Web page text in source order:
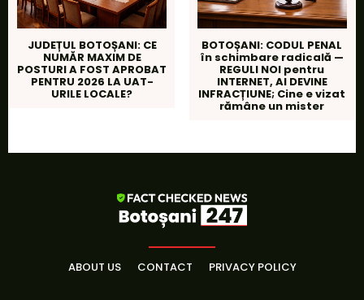
JUDEȚUL BOTOȘANI: CE
NUMĂR MAXIM DE
POSTURI A FOST APROBAT
PENTRU 2026 LA UAT-
URILE LOCALE?
BOTOȘANI: CODUL PENAL
în schimbare radicală —
REGULI NOI pentru
INTERNET, AI DEVINE
INFRACȚIUNE; Cine e vizat
rămâne un mister
ABOUT US CONTACT PRIVACY POLICY